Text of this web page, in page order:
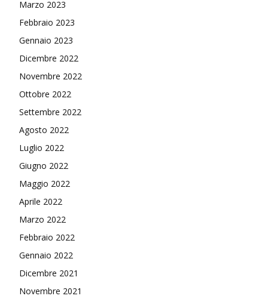
Marzo 2023
Febbraio 2023
Gennaio 2023
Dicembre 2022
Novembre 2022
Ottobre 2022
Settembre 2022
Agosto 2022
Luglio 2022
Giugno 2022
Maggio 2022
Aprile 2022
Marzo 2022
Febbraio 2022
Gennaio 2022
Dicembre 2021
Novembre 2021